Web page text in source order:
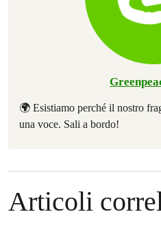
🌍 Esistiamo perché il nostro
una voce. Sali a bordo!
Articoli